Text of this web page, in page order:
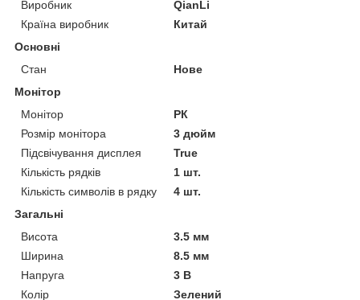
Виробник
QianLi
Країна виробник
Китай
Основні
Стан
Нове
Монітор
Монітор
РК
Розмір монітора
3 дюйм
Підсвічування дисплея
True
Кількість рядків
1 шт.
Кількість символів в рядку
4 шт.
Загальні
Висота
3.5 мм
Ширина
8.5 мм
Напруга
3 В
Колір
Зелений